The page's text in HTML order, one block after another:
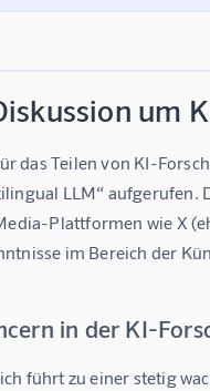
um
das Teilen von KI-
LLM“
Plattformen wie X
im Bereich der
in der KI-
führt zu einer stetig